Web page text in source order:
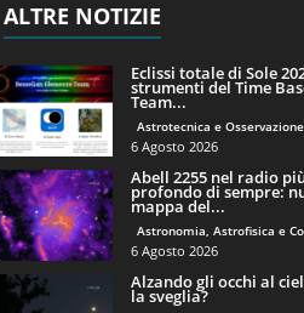
ALTRE NOTIZIE
Eclissi totale di Sole
strumenti del Time
Team...
Astrotecnica e Osservazione
6 Agosto 2026
Abell 2255 nel radio
profondo di sempre:
mappa del...
Astronomia, Astrofisica e
6 Agosto 2026
Alzando gli occhi al
la sveglia?